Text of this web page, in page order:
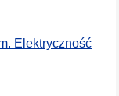
Elektryczność